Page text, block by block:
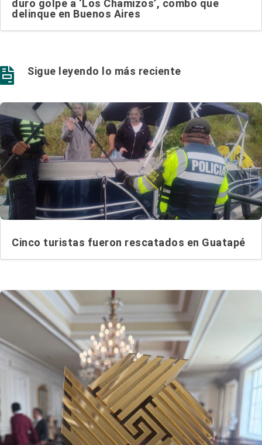
duro golpe a ‘Los Chamizos’, combo que
delinque en Buenos Aires
 Sigue leyendo lo más reciente
Cinco turistas fueron rescatados en Guatapé